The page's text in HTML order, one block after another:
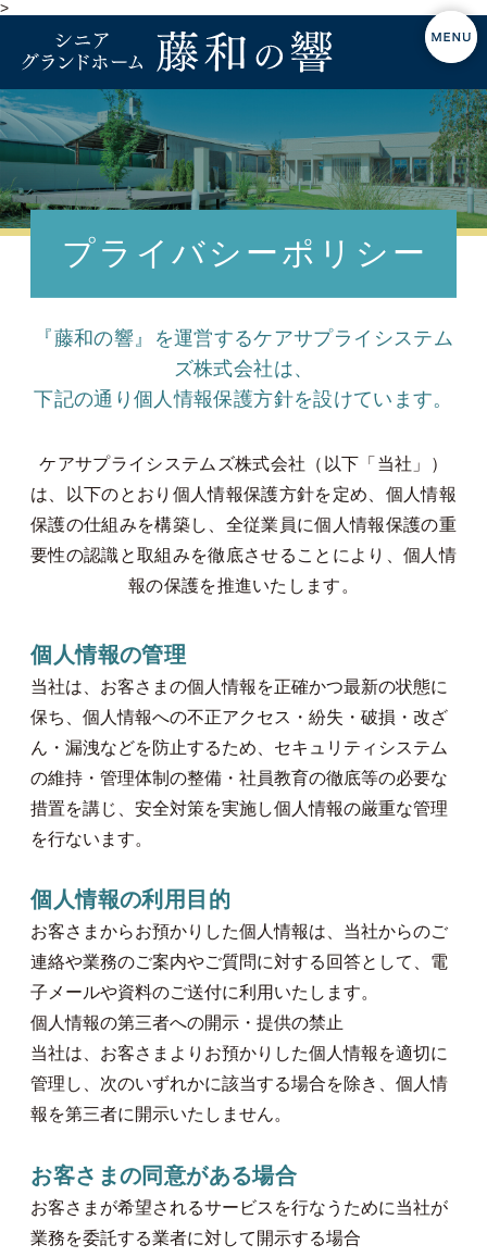
>
プライバシーポリシー
『藤和の響』を運営するケアサプライシステム
ズ株式会社は、
下記の通り個人情報保護方針を設けています。
ケアサプライシステムズ株式会社（以下「当社」）
は、以下のとおり個人情報保護方針を定め、個人情報
保護の仕組みを構築し、全従業員に個人情報保護の重
要性の認識と取組みを徹底させることにより、個人情
報の保護を推進いたします。
個人情報の管理
当社は、お客さまの個人情報を正確かつ最新の状態に
保ち、個人情報への不正アクセス・紛失・破損・改ざ
ん・漏洩などを防止するため、セキュリティシステム
の維持・管理体制の整備・社員教育の徹底等の必要な
措置を講じ、安全対策を実施し個人情報の厳重な管理
を行ないます。
個人情報の利用目的
お客さまからお預かりした個人情報は、当社からのご
連絡や業務のご案内やご質問に対する回答として、電
子メールや資料のご送付に利用いたします。
個人情報の第三者への開示・提供の禁止
当社は、お客さまよりお預かりした個人情報を適切に
管理し、次のいずれかに該当する場合を除き、個人情
報を第三者に開示いたしません。
お客さまの同意がある場合
お客さまが希望されるサービスを行なうために当社が
業務を委託する業者に対して開示する場合